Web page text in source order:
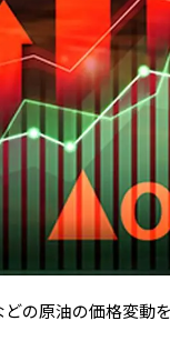
の原油の価格変動